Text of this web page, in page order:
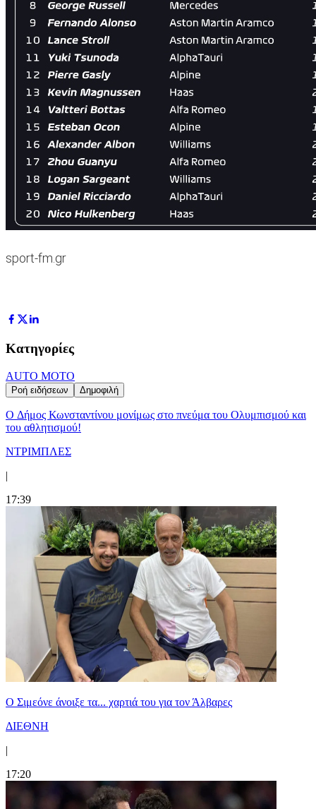
sport-fm.gr
Κατηγορίες
AUTO MOTO
Ροή ειδήσεων Δημοφιλή
O Δήμος Κωνσταντίνου μονίμως στο πνεύμα του Ολυμπισμού και
του αθλητισμού!
ΝΤΡΙΜΠΛΕΣ
|
17:39
Ο Σιμεόνε άνοιξε τα... χαρτιά του για τον Άλβαρες
ΔΙΕΘΝΗ
|
17:20